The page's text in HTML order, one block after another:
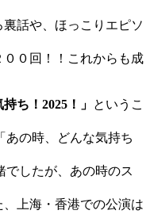
話や、ほっこりエピソ
０回！！これからも成
ち！2025！」 というこ
あの時、どんな気持ち
でしたが、あの時のス
、上海・香港での公演は